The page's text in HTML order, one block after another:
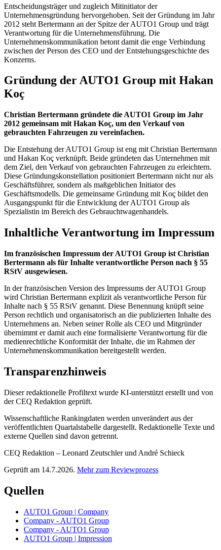
Entscheidungsträger und zugleich Mitinitiator der
Unternehmensgründung hervorgehoben. Seit der Gründung im Jahr
2012 steht Bertermann an der Spitze der AUTO1 Group und trägt
Verantwortung für die Unternehmensführung. Die
Unternehmenskommunikation betont damit die enge Verbindung
zwischen der Person des CEO und der Entstehungsgeschichte des
Konzerns.
Gründung der AUTO1 Group mit Hakan
Koç
Christian Bertermann gründete die AUTO1 Group im Jahr
2012 gemeinsam mit Hakan Koç, um den Verkauf von
gebrauchten Fahrzeugen zu vereinfachen.
Die Entstehung der AUTO1 Group ist eng mit Christian Bertermann
und Hakan Koç verknüpft. Beide gründeten das Unternehmen mit
dem Ziel, den Verkauf von gebrauchten Fahrzeugen zu erleichtern.
Diese Gründungskonstellation positioniert Bertermann nicht nur als
Geschäftsführer, sondern als maßgeblichen Initiator des
Geschäftsmodells. Die gemeinsame Gründung mit Koç bildet den
Ausgangspunkt für die Entwicklung der AUTO1 Group als
Spezialistin im Bereich des Gebrauchtwagenhandels.
Inhaltliche Verantwortung im Impressum
Im französischen Impressum der AUTO1 Group ist Christian
Bertermann als für Inhalte verantwortliche Person nach § 55
RStV ausgewiesen.
In der französischen Version des Impressums der AUTO1 Group
wird Christian Bertermann explizit als verantwortliche Person für
Inhalte nach § 55 RStV genannt. Diese Benennung knüpft seine
Person rechtlich und organisatorisch an die publizierten Inhalte des
Unternehmens an. Neben seiner Rolle als CEO und Mitgründer
übernimmt er damit auch eine formalisierte Verantwortung für die
medienrechtliche Konformität der Inhalte, die im Rahmen der
Unternehmenskommunikation bereitgestellt werden.
Transparenzhinweis
Dieser redaktionelle Profiltext wurde KI-unterstützt erstellt und von
der CEQ Redaktion geprüft.
Wissenschaftliche Rankingdaten werden unverändert aus der
veröffentlichten Quartalstabelle dargestellt. Redaktionelle Texte und
externe Quellen sind davon getrennt.
CEQ Redaktion – Leonard Zeutschler und André Schieck
Geprüft am 14.7.2026. Mehr zum Reviewprozess
Quellen
AUTO1 Group | Company
Company - AUTO1 Group
Company - AUTO1 Group
AUTO1 Group | Impression